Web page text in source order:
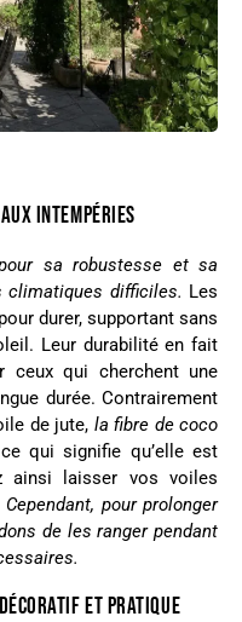
INTEMPÉRIES
sa robustesse et sa
climatiques difficiles. Les
durer, supportant sans
Leur durabilité en fait
ceux qui cherchent une
durée. Contrairement
de jute, la fibre de coco
ce qui signifie qu’elle est
ainsi laisser vos voiles
Cependant, pour prolonger
de les ranger pendant
ET PRATIQUE